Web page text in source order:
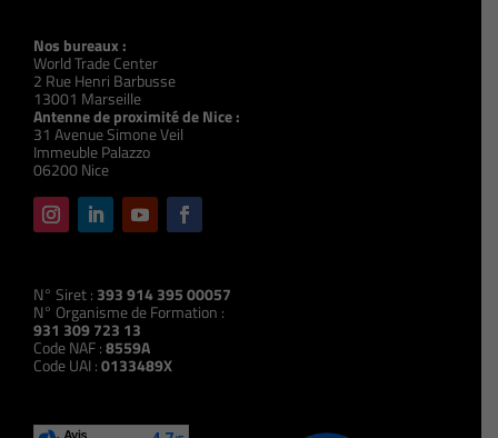
Nos bureaux :
World Trade Center
2 Rue Henri Barbusse
13001 Marseille
Antenne de proximité de Nice :
31 Avenue Simone Veil
Immeuble Palazzo
06200 Nice
N° Siret : 393 914 395 00057
N° Organisme de Formation :
931 309 723 13
Code NAF :8559A
Code UAI :0133489X